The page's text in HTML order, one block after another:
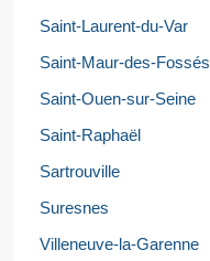
Saint-Laurent-du-Var
Saint-Maur-des-Fossés
Saint-Ouen-sur-Seine
Saint-Raphaël
Sartrouville
Suresnes
Villeneuve-la-Garenne